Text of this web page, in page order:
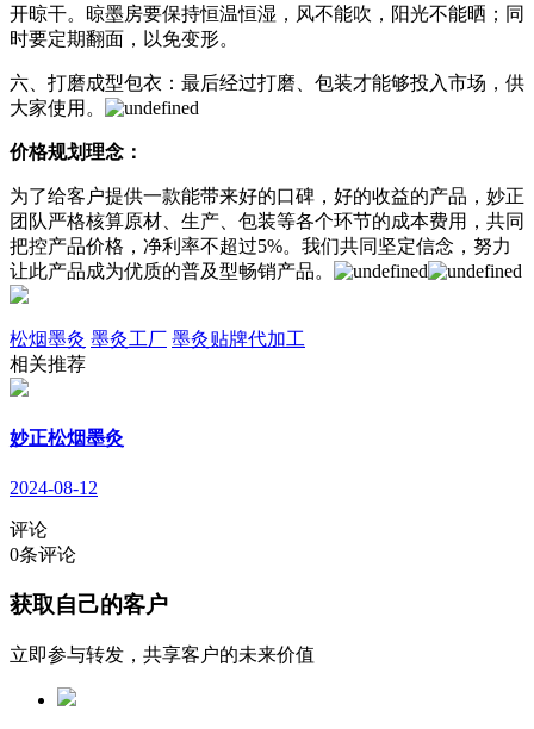
开晾干。晾墨房要保持恒温恒湿，风不能吹，阳光不能晒；同
时要定期翻面，以免变形。
六、打磨成型包衣：最后经过打磨、包装才能够投入市场，供
大家使用。
价格规划理念：
为了给客户提供一款能带来好的口碑，好的收益的产品，妙正
团队严格核算原材、生产、包装等各个环节的成本费用，共同
把控产品价格，净利率不超过5%。我们共同坚定信念，努力
让此产品成为优质的普及型畅销产品。
松烟墨灸 墨灸工厂 墨灸贴牌代加工
相关推荐
妙正松烟墨灸
2024-08-12
评论
0条评论
获取自己的客户
立即参与转发，共享客户的未来价值